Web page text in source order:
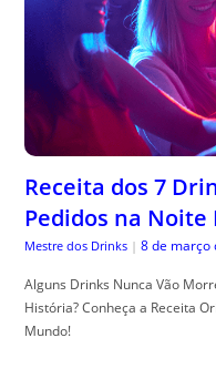
Receita dos 7
Pedidos na
Mestre dos Drinks | 8 de março
Alguns Drinks Nunca Vão
História? Conheça a Receita
Mundo!